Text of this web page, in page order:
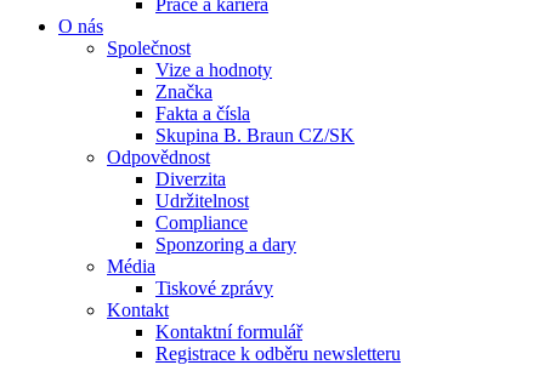
Práce a kariéra
O nás
Společnost
Vize a hodnoty
Značka
Fakta a čísla
Skupina B. Braun CZ/SK
Odpovědnost
Diverzita
Udržitelnost
Compliance
Sponzoring a dary
Média
Tiskové zprávy
Kontakt
Kontaktní formulář
Registrace k odběru newsletteru